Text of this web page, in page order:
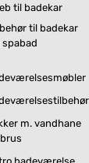
til badekar
til badekar
spabad
m. vandhane